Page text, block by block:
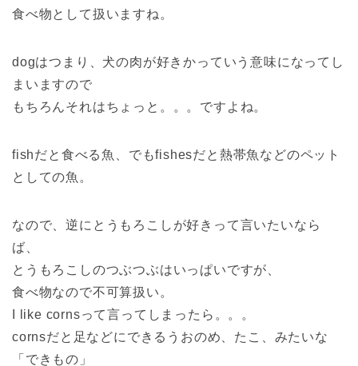
食べ物として扱いますね。
dogはつまり、犬の肉が好きかっていう意味になってし
まいますので
もちろんそれはちょっと。。。ですよね。
fishだと食べる魚、でもfishesだと熱帯魚などのペット
としての魚。
なので、逆にとうもろこしが好きって言いたいなら
ば、
とうもろこしのつぶつぶはいっぱいですが、
食べ物なので不可算扱い。
I like cornsって言ってしまったら。。。
cornsだと足などにできるうおのめ、たこ、みたいな
「できもの」